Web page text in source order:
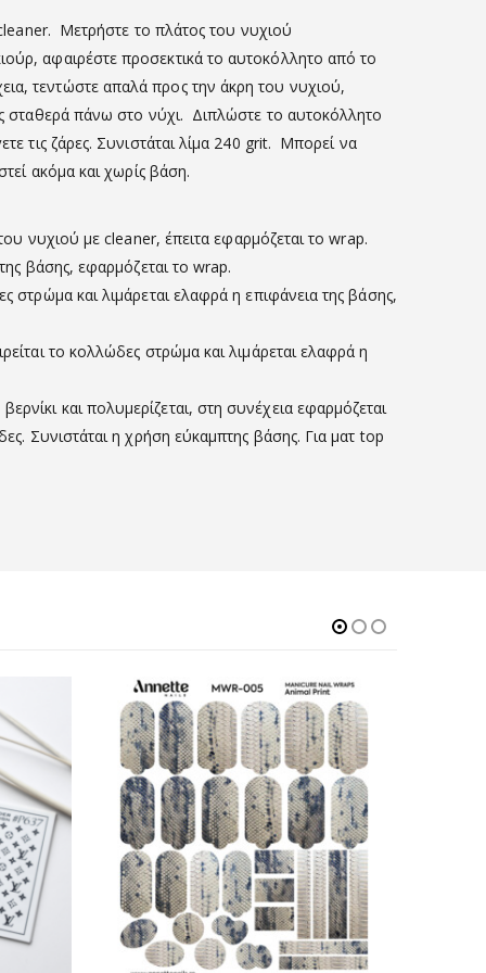
Μετρήστε το πλάτος του νυχιού
αφαιρέστε προσεκτικά το αυτοκόλλητο από το
τεντώστε απαλά προς την άκρη του νυχιού,
σταθερά πάνω στο νύχι. Διπλώστε το αυτοκόλλητο
τις ζάρες. Συνιστάται λίμα 240 grit. Μπορεί να
ακόμα και χωρίς βάση.
νυχιού με cleaner, έπειτα εφαρμόζεται το wrap.
βάσης, εφαρμόζεται το wrap.
στρώμα και λιμάρεται ελαφρά η επιφάνεια της βάσης,
το κολλώδες στρώμα και λιμάρεται ελαφρά η
και πολυμερίζεται, στη συνέχεια εφαρμόζεται
Συνιστάται η χρήση εύκαμπτης βάσης. Για ματ top